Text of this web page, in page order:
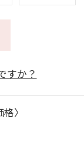
すか？
〉